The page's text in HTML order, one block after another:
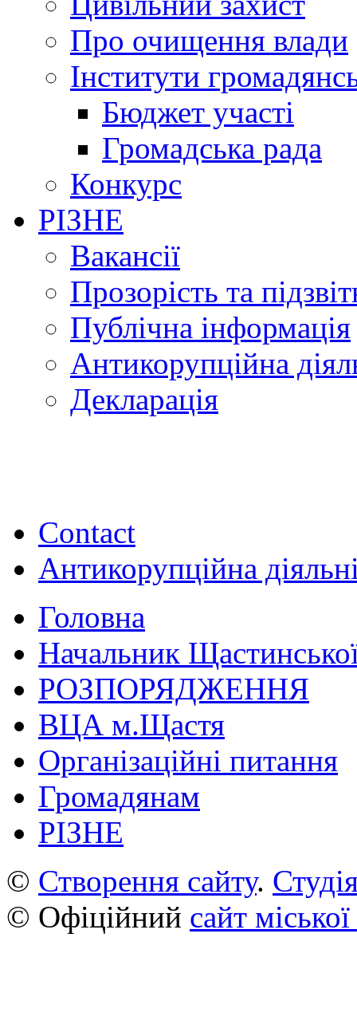
Про очищення влади
Інститути
Бюджет участі
Громадська рада
Конкурс
РІЗНЕ
Вакансії
Прозорість та
Публічна інформація
Антикорупційна
Декларація
Contact
Антикорупційна
Головна
Начальник
РОЗПОРЯДЖЕННЯ
ВЦА м.Щастя
Організаційні питання
Громадянам
РІЗНЕ
© Створення сайту.
© Офіційний сайт